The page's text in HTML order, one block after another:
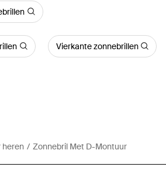
Vierkante zonnebrillen
heren Zonnebril Met D-Montuur